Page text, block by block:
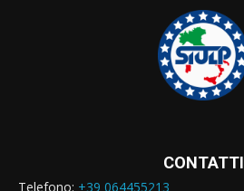
CONTATTI
Telefono: +39 064455213